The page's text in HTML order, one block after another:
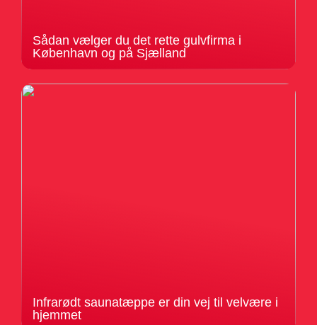
Sådan vælger du det rette gulvfirma i
København og på Sjælland
Infrarødt saunatæppe er din vej til velvære i
hjemmet